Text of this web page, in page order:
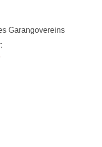
Garangovereins